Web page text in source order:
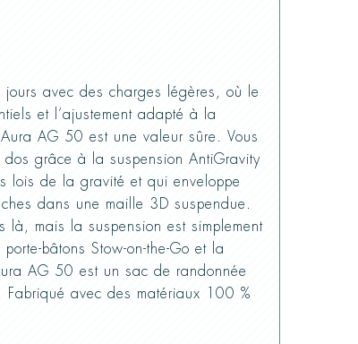
jours avec des charges légères, où le
et l’ajustement adapté à la
AG 50 est une valeur sûre. Vous
grâce à la suspension AntiGravity
lois de la gravité et qui enveloppe
dans une maille 3D suspendue.
là, mais la suspension est simplement
bâtons Stow-on-the-Go et la
AG 50 est un sac de randonnée
Fabriqué avec des matériaux 100 %